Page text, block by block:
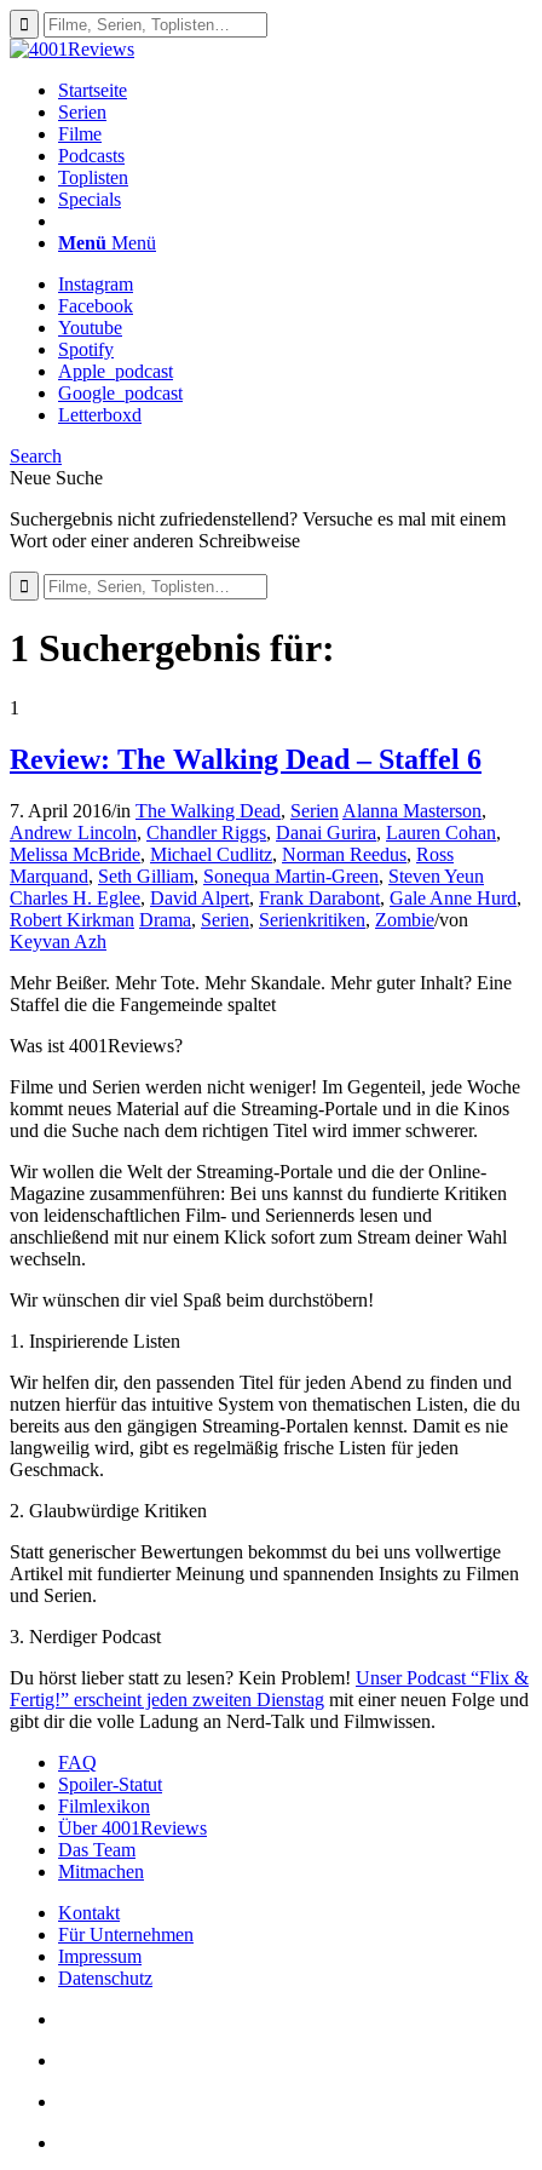
Startseite
Serien
Filme
Podcasts
Toplisten
Specials
Menü Menü
Instagram
Facebook
Youtube
Spotify
Apple_podcast
Google_podcast
Letterboxd
Search
Neue Suche
Suchergebnis nicht zufriedenstellend? Versuche es mal mit einem
Wort oder einer anderen Schreibweise
1 Suchergebnis für:
1
Review: The Walking Dead – Staffel 6
7. April 2016/in The Walking Dead, Serien Alanna Masterson,
Andrew Lincoln, Chandler Riggs, Danai Gurira, Lauren Cohan,
Melissa McBride, Michael Cudlitz, Norman Reedus, Ross
Marquand, Seth Gilliam, Sonequa Martin-Green, Steven Yeun
Charles H. Eglee, David Alpert, Frank Darabont, Gale Anne Hurd,
Robert Kirkman Drama, Serien, Serienkritiken, Zombie/von
Keyvan Azh
Mehr Beißer. Mehr Tote. Mehr Skandale. Mehr guter Inhalt? Eine
Staffel die die Fangemeinde spaltet
Was ist 4001Reviews?
Filme und Serien werden nicht weniger! Im Gegenteil, jede Woche
kommt neues Material auf die Streaming-Portale und in die Kinos
und die Suche nach dem richtigen Titel wird immer schwerer.
Wir wollen die Welt der Streaming-Portale und die der Online-
Magazine zusammenführen: Bei uns kannst du fundierte Kritiken
von leidenschaftlichen Film- und Seriennerds lesen und
anschließend mit nur einem Klick sofort zum Stream deiner Wahl
wechseln.
Wir wünschen dir viel Spaß beim durchstöbern!
1. Inspirierende Listen
Wir helfen dir, den passenden Titel für jeden Abend zu finden und
nutzen hierfür das intuitive System von thematischen Listen, die du
bereits aus den gängigen Streaming-Portalen kennst. Damit es nie
langweilig wird, gibt es regelmäßig frische Listen für jeden
Geschmack.
2. Glaubwürdige Kritiken
Statt generischer Bewertungen bekommst du bei uns vollwertige
Artikel mit fundierter Meinung und spannenden Insights zu Filmen
und Serien.
3. Nerdiger Podcast
Du hörst lieber statt zu lesen? Kein Problem! Unser Podcast “Flix &
Fertig!” erscheint jeden zweiten Dienstag mit einer neuen Folge und
gibt dir die volle Ladung an Nerd-Talk und Filmwissen.
FAQ
Spoiler-Statut
Filmlexikon
Über 4001Reviews
Das Team
Mitmachen
Kontakt
Für Unternehmen
Impressum
Datenschutz